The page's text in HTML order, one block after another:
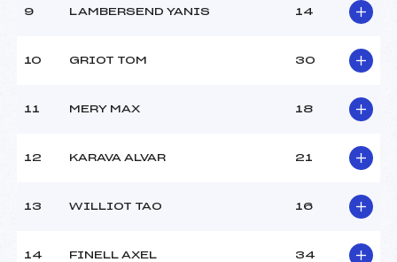
Température arrivée :
40.0000
9 LAMBERSEND YANIS 14
10 GRIOT TOM 30
11 MERY MAX 18
12 KARAVA ALVAR 21
13 WILLIOT TAO 16
14 FINELL AXEL 34